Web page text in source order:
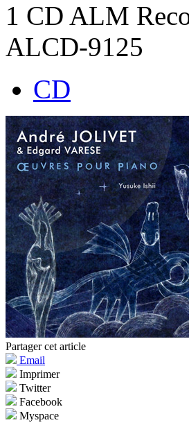
1 CD ALM
ALCD-9125
CD
Partager cet article
Email
Imprimer
Twitter
Facebook
Myspace